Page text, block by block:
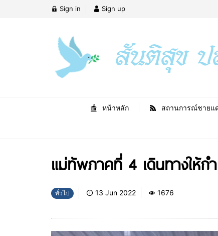
Sign in Sign up
หน้าหลัก สถานการณ์ชายแ
แม่ทัพภาคที่ 4 เดินทางให้ก
ทั่วไป 13 Jun 2022 1676